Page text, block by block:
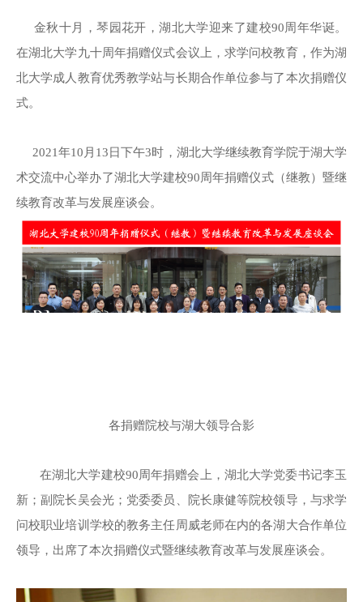
金秋十月，琴园花开，湖北大学迎来了建校90周年华诞。
在湖北大学九十周年捐赠仪式会议上，求学问校教育，作为湖
北大学成人教育优秀教学站与长期合作单位参与了本次捐赠仪
式。
2021年10月13日下午3时，湖北大学继续教育学院于湖大学
术交流中心举办了湖北大学建校90周年捐赠仪式（继教）暨继
续教育改革与发展座谈会。
各捐赠院校与湖大领导合影
在湖北大学建校90周年捐赠会上，湖北大学党委书记李玉
新；副院长吴会光；党委委员、院长康健等院校领导，与求学
问校职业培训学校的教务主任周威老师在内的各湖大合作单位
领导，出席了本次捐赠仪式暨继续教育改革与发展座谈会。